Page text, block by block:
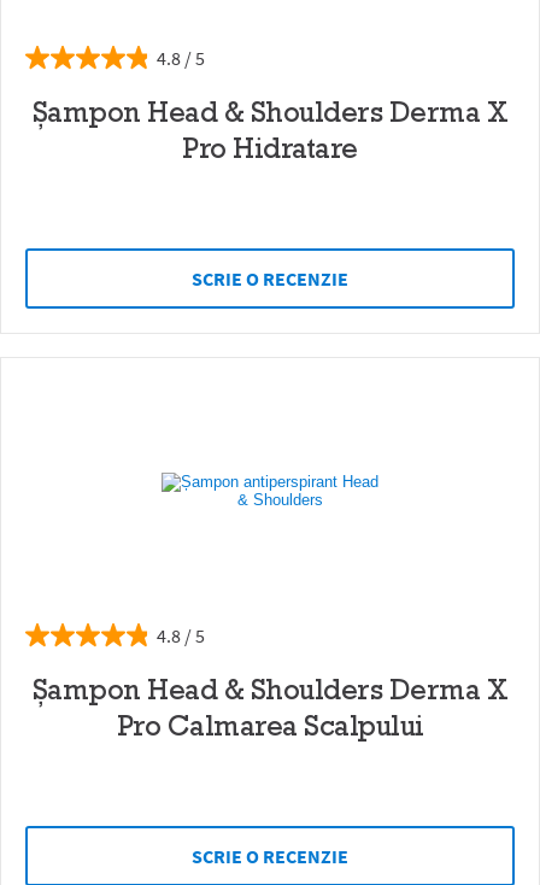
4.8
Șampon Head & Shoulders Derma X
Pro Hidratare
SCRIE O RECENZIE
4.8
Șampon Head & Shoulders Derma X
Pro Calmarea Scalpului
SCRIE O RECENZIE